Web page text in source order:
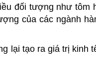
đối tượng như tôm
của các ngành
lại tạo ra giá trị kinh